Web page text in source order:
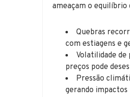
ameaçam o equilíbrio
Quebras
com estiagens e
Volatilidade
preços pode
Pressão
gerando impactos